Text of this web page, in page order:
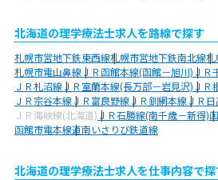
北海道の理学療法士求人を路線で探す
札幌市営地下鉄東西線札幌市営地下鉄南北線札
札幌市電山鼻線ＪＲ函館本線(函館－旭川)ＪＲ
ＪＲ札沼線ＪＲ室蘭本線(長万部－岩見沢)ＪＲ
ＪＲ宗谷本線ＪＲ富良野線ＪＲ釧網本線ＪＲ
ＪＲ海峡線(北海道)ＪＲ石勝線(南千歳－新得)
函館市電本線道南いさりび鉄道線
北海道の理学療法士求人を仕事内容で探